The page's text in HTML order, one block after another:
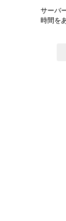
サーバ
時間を